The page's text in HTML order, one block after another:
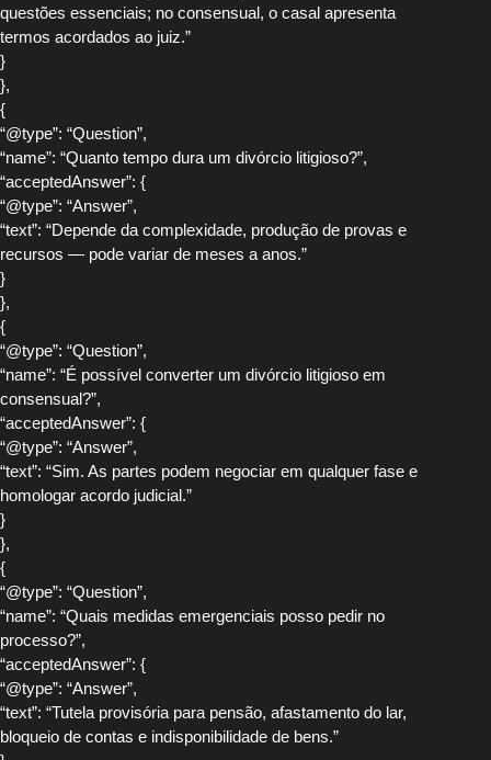
questões essenciais; no consensual, o casal apresenta
termos acordados ao juiz.”
}
},
{
“@type”: “Question”,
“name”: “Quanto tempo dura um divórcio litigioso?”,
“acceptedAnswer”: {
“@type”: “Answer”,
“text”: “Depende da complexidade, produção de provas e
recursos — pode variar de meses a anos.”
}
},
{
“@type”: “Question”,
“name”: “É possível converter um divórcio litigioso em
consensual?”,
“acceptedAnswer”: {
“@type”: “Answer”,
“text”: “Sim. As partes podem negociar em qualquer fase e
homologar acordo judicial.”
}
},
{
“@type”: “Question”,
“name”: “Quais medidas emergenciais posso pedir no
processo?”,
“acceptedAnswer”: {
“@type”: “Answer”,
“text”: “Tutela provisória para pensão, afastamento do lar,
bloqueio de contas e indisponibilidade de bens.”